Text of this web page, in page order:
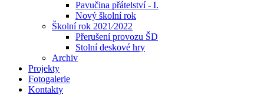
Pavučina přátelství - I.
Nový školní rok
Školní rok 2021⁄2022
Přerušení provozu ŠD
Stolní deskové hry
Archiv
Projekty
Fotogalerie
Kontakty